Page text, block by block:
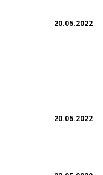
20.05.2022
20.05.2022